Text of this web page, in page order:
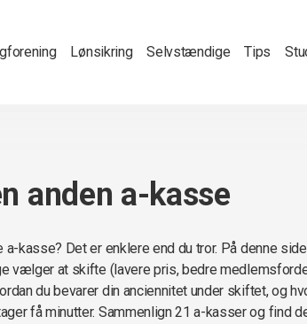
Lønsikring Selvstændige Tips
anden a-kasse
kasse? Det er enklere end du tror. På denne
vælger at skifte (lavere pris, bedre
du bevarer din anciennitet under skiftet, og
få minutter. Sammenlign 21 a-kasser og find